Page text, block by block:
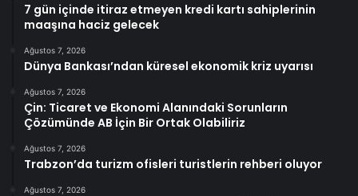
7 gün içinde itiraz etmeyen kredi kartı sahiplerinin
maaşına haciz gelecek
Ağustos 7, 2026
Dünya Bankası’ndan küresel ekonomik kriz uyarısı
Ağustos 7, 2026
Çin: Ticaret ve Ekonomi Alanındaki Sorunların
Çözümünde AB İçin Bir Ortak Olabiliriz
Ağustos 7, 2026
Trabzon’da turizm ofisleri turistlerin rehberi oluyor
Ağustos 7, 2026